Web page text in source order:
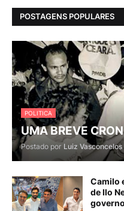
POSTAGENS POPULARES
POLITICA
UMA BREVE
Postado por Luiz Vasconcelos
Camilo
de Ilo